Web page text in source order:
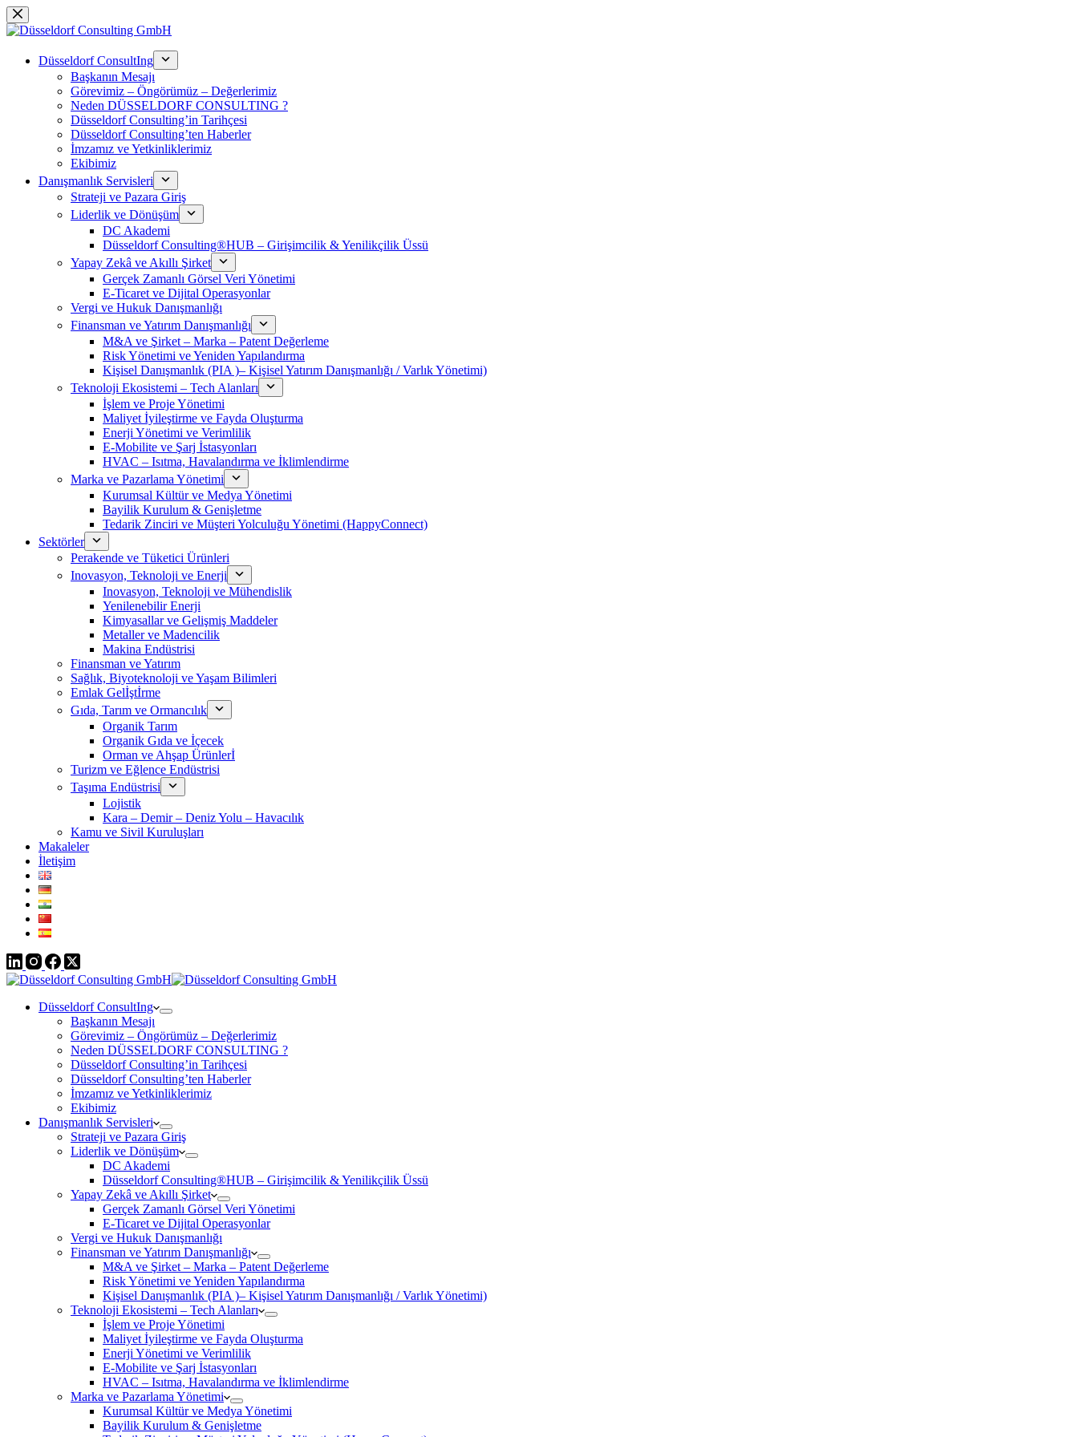
Skip
to
Düsseldorf ConsultIng
Başkanın Mesajı
Görevimiz – Öngörümüz – Değerlerimiz
Neden DÜSSELDORF CONSULTING ?
Düsseldorf Consulting’in Tarihçesi
Düsseldorf Consulting’ten Haberler
İmzamız ve Yetkinliklerimiz
Ekibimiz
Danışmanlık Servisleri
Strateji ve Pazara Giriş
Liderlik ve Dönüşüm
DC Akademi
Düsseldorf Consulting®HUB – Girişimcilik & Yenilikçilik Üssü
Yapay Zekâ ve Akıllı Şirket
Gerçek Zamanlı Görsel Veri Yönetimi
E-Ticaret ve Dijital Operasyonlar
Vergi ve Hukuk Danışmanlığı
Finansman ve Yatırım Danışmanlığı
M&A ve Şirket – Marka – Patent Değerleme
Risk Yönetimi ve Yeniden Yapılandırma
Kişisel Danışmanlık (PIA )– Kişisel Yatırım Danışmanlığı / Varlık Yönetimi)
Teknoloji Ekosistemi – Tech Alanları
İşlem ve Proje Yönetimi
Maliyet İyileştirme ve Fayda Oluşturma
Enerji Yönetimi ve Verimlilik
E-Mobilite ve Şarj İstasyonları
HVAC – Isıtma, Havalandırma ve İklimlendirme
Marka ve Pazarlama Yönetimi
Kurumsal Kültür ve Medya Yönetimi
Bayilik Kurulum & Genişletme
Tedarik Zinciri ve Müşteri Yolculuğu Yönetimi (HappyConnect)
Sektörler
Perakende ve Tüketici Ürünleri
Inovasyon, Teknoloji ve Enerji
Inovasyon, Teknoloji ve Mühendislik
Yenilenebilir Enerji
Kimyasallar ve Gelişmiş Maddeler
Metaller ve Madencilik
Makina Endüstrisi
Finansman ve Yatırım
Sağlık, Biyoteknoloji ve Yaşam Bilimleri
Emlak Gelİştİrme
Gıda, Tarım ve Ormancılık
Organik Tarım
Organik Gıda ve İçecek
Orman ve Ahşap Ürünlerİ
Turizm ve Eğlence Endüstrisi
Taşıma Endüstrisi
Lojistik
Kara – Demir – Deniz Yolu – Havacılık
Kamu ve Sivil Kuruluşları
Makaleler
İletişim
Düsseldorf ConsultIng
Başkanın Mesajı
Görevimiz – Öngörümüz – Değerlerimiz
Neden DÜSSELDORF CONSULTING ?
Düsseldorf Consulting’in Tarihçesi
Düsseldorf Consulting’ten Haberler
İmzamız ve Yetkinliklerimiz
Ekibimiz
Danışmanlık Servisleri
Strateji ve Pazara Giriş
Liderlik ve Dönüşüm
DC Akademi
Düsseldorf Consulting®HUB – Girişimcilik & Yenilikçilik Üssü
Yapay Zekâ ve Akıllı Şirket
Gerçek Zamanlı Görsel Veri Yönetimi
E-Ticaret ve Dijital Operasyonlar
Vergi ve Hukuk Danışmanlığı
Finansman ve Yatırım Danışmanlığı
M&A ve Şirket – Marka – Patent Değerleme
Risk Yönetimi ve Yeniden Yapılandırma
Kişisel Danışmanlık (PIA )– Kişisel Yatırım Danışmanlığı / Varlık Yönetimi)
Teknoloji Ekosistemi – Tech Alanları
İşlem ve Proje Yönetimi
Maliyet İyileştirme ve Fayda Oluşturma
Enerji Yönetimi ve Verimlilik
E-Mobilite ve Şarj İstasyonları
HVAC – Isıtma, Havalandırma ve İklimlendirme
Marka ve Pazarlama Yönetimi
Kurumsal Kültür ve Medya Yönetimi
Bayilik Kurulum & Genişletme